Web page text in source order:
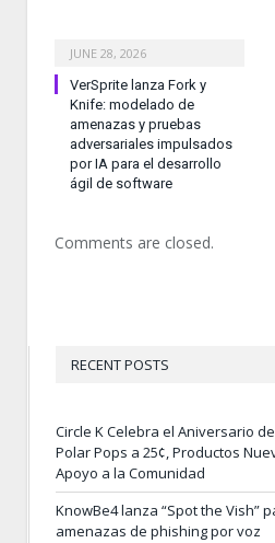
JUNE 28, 2026
VerSprite lanza Fork y
Knife: modelado de
amenazas y pruebas
adversariales impulsados
por IA para el desarrollo
ágil de software
Comments are closed.
RECENT POSTS
Circle K Celebra el Aniversario
Polar Pops a 25¢, Productos
Apoyo a la Comunidad
KnowBe4 lanza “Spot the Vish”
amenazas de phishing por voz